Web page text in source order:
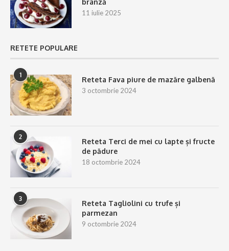
11 iulie 2025
RETETE POPULARE
1
Reteta Fava piure de mazăre galbenă
3 octombrie 2024
2
Reteta Terci de mei cu lapte și fructe
de pădure
18 octombrie 2024
3
Reteta Tagliolini cu trufe și
parmezan
9 octombrie 2024